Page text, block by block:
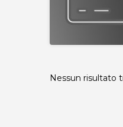
Nessun risultato